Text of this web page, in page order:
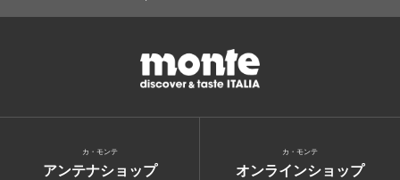
アンテナショップ
カ・モンテ
オンラインショップ
カ・モンテ